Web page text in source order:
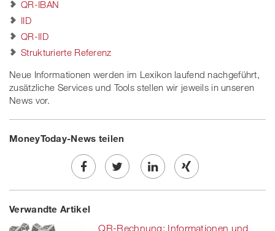
QR-IBAN
IID
QR-IID
Strukturierte Referenz
Neue Informationen werden im Lexikon laufend nachgeführt,
zusätzliche Services und Tools stellen wir jeweils in unseren
News vor.
MoneyToday-News teilen
Share
on
Twe
Share Share
Verwandte Artikel
QR-Rechnung: Informationen und